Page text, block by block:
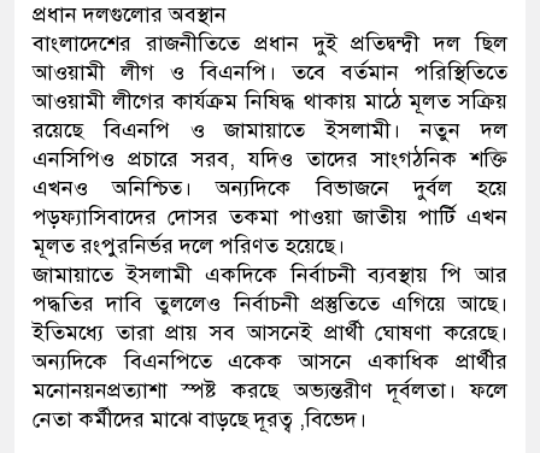
প্রধান দলগুলোর অবস্থান
বাংলাদেশের রাজনীতিতে প্রধান দুই প্রতিদ্বন্দ্বী দল ছিল
আওয়ামী লীগ ও বিএনপি। তবে বর্তমান পরিস্থিতিতে
আওয়ামী লীগের কার্যক্রম নিষিদ্ধ থাকায় মাঠে মূলত সক্রিয়
রয়েছে বিএনপি ও জামায়াতে ইসলামী। নতুন দল
এনসিপিও প্রচারে সরব, যদিও তাদের সাংগঠনিক শক্তি
এখনও অনিশ্চিত। অন্যদিকে বিভাজনে দুর্বল হয়ে
পড়ফ্যাসিবাদের দোসর তকমা পাওয়া জাতীয় পার্টি এখন
মূলত রংপুরনির্ভর দলে পরিণত হয়েছে।
জামায়াতে ইসলামী একদিকে নির্বাচনী ব্যবস্থায় পি আর
পদ্ধতির দাবি তুললেও নির্বাচনী প্রস্তুতিতে এগিয়ে আছে।
ইতিমধ্যে তারা প্রায় সব আসনেই প্রার্থী ঘোষণা করেছে।
অন্যদিকে বিএনপিতে একেক আসনে একাধিক প্রার্থীর
মনোনয়নপ্রত্যাশা স্পষ্ট করছে অভ্যন্তরীণ দূর্বলতা। ফলে
নেতা কর্মীদের মাঝে বাড়ছে দূরত্ব ,বিভেদ।